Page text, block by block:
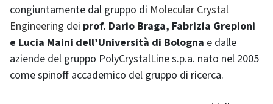
congiuntamente dal gruppo di Molecular Crystal
Engineering dei prof. Dario Braga, Fabrizia Grepioni
e Lucia Maini dell’Università di Bologna e dalle
aziende del gruppo PolyCrystalLine s.p.a. nato nel 2005
come spinoff accademico del gruppo di ricerca.